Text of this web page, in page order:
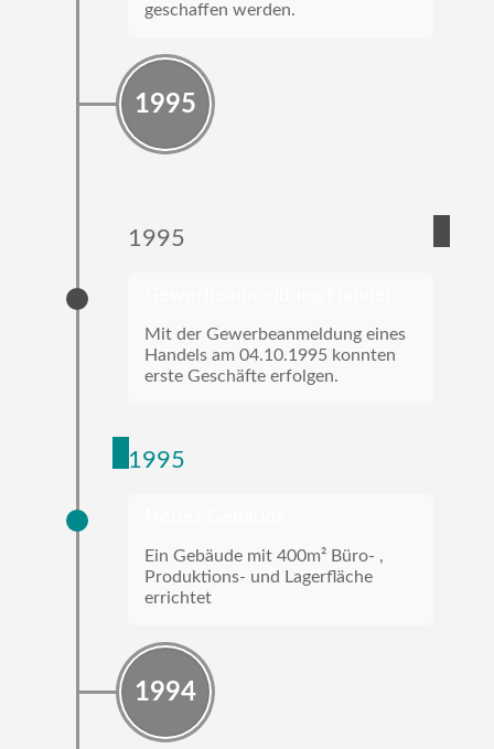
geschaffen werden.
1995
1995
Mit der Gewerbeanmeldung eines
Handels am 04.10.1995 konnten
erste Geschäfte erfolgen.
1995
Ein Gebäude mit 400m² Büro- ,
Produktions- und Lagerfläche
errichtet
1994